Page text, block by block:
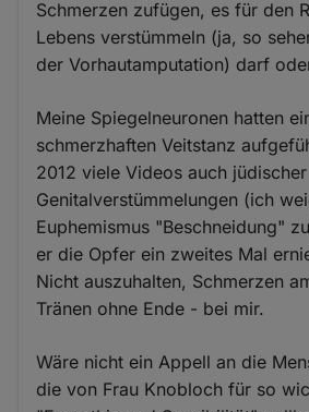
Schmerzen zufügen, es für den
Lebens verstümmeln (ja, so
der Vorhautamputation) darf
Meine Spiegelneuronen hatten
schmerzhaften Veitstanz
2012 viele Videos auch jüdischer
Genitalverstümmelungen (ich
Euphemismus "Beschneidung"
er die Opfer ein zweites Mal
Nicht auszuhalten, Schmerzen
Tränen ohne Ende - bei mir.
Wäre nicht ein Appell an die
die von Frau Knobloch für so